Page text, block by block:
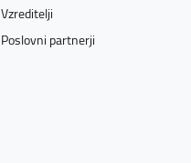
Vzreditelji
Poslovni partnerji